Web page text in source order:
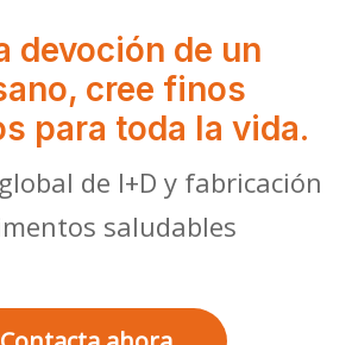
devoción de un
cree finos
para toda la vida.
de I+D y fabricación
saludables